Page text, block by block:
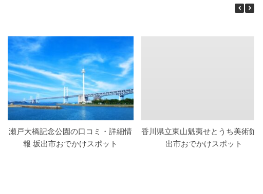
瀬戸大橋記念公園の口コミ・詳細情
報 坂出市おでかけスポット
香川県立東山魁夷せとうち美術館 坂
出市おでかけスポット